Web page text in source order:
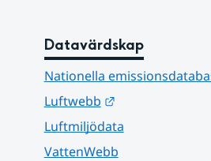
Datavärdskap
Nationella
Luftwebb
Länk till annan
Luftmiljödata
VattenWebb